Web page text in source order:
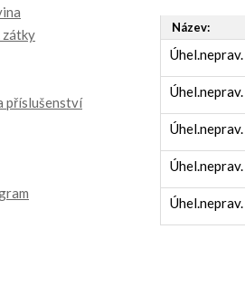
zátky
příslušenství
Název: